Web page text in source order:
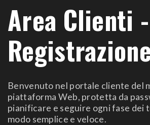
Area Clienti -
Registrazione
Benvenuto nel portale cliente del
piattaforma Web, protetta da
pianificare e seguire ogni fase dei
modo semplice e veloce.